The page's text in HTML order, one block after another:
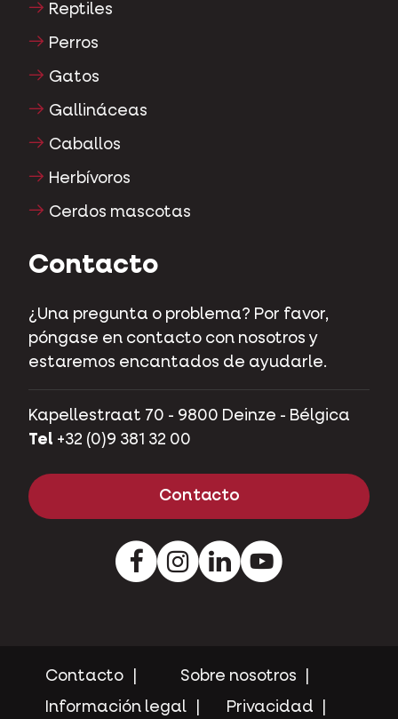
Reptiles
Perros
Gatos
Gallináceas
Caballos
Herbívoros
Cerdos mascotas
Contacto
¿Una pregunta o problema? Por favor,
póngase en contacto con nosotros y
estaremos encantados de ayudarle.
Kapellestraat 70 - 9800 Deinze - Bélgica
Tel +32 (0)9 381 32 00
Contacto
FacebookInstagramPinterestYoutube
Contacto
Sobre nosotros
Información legal
Privacidad